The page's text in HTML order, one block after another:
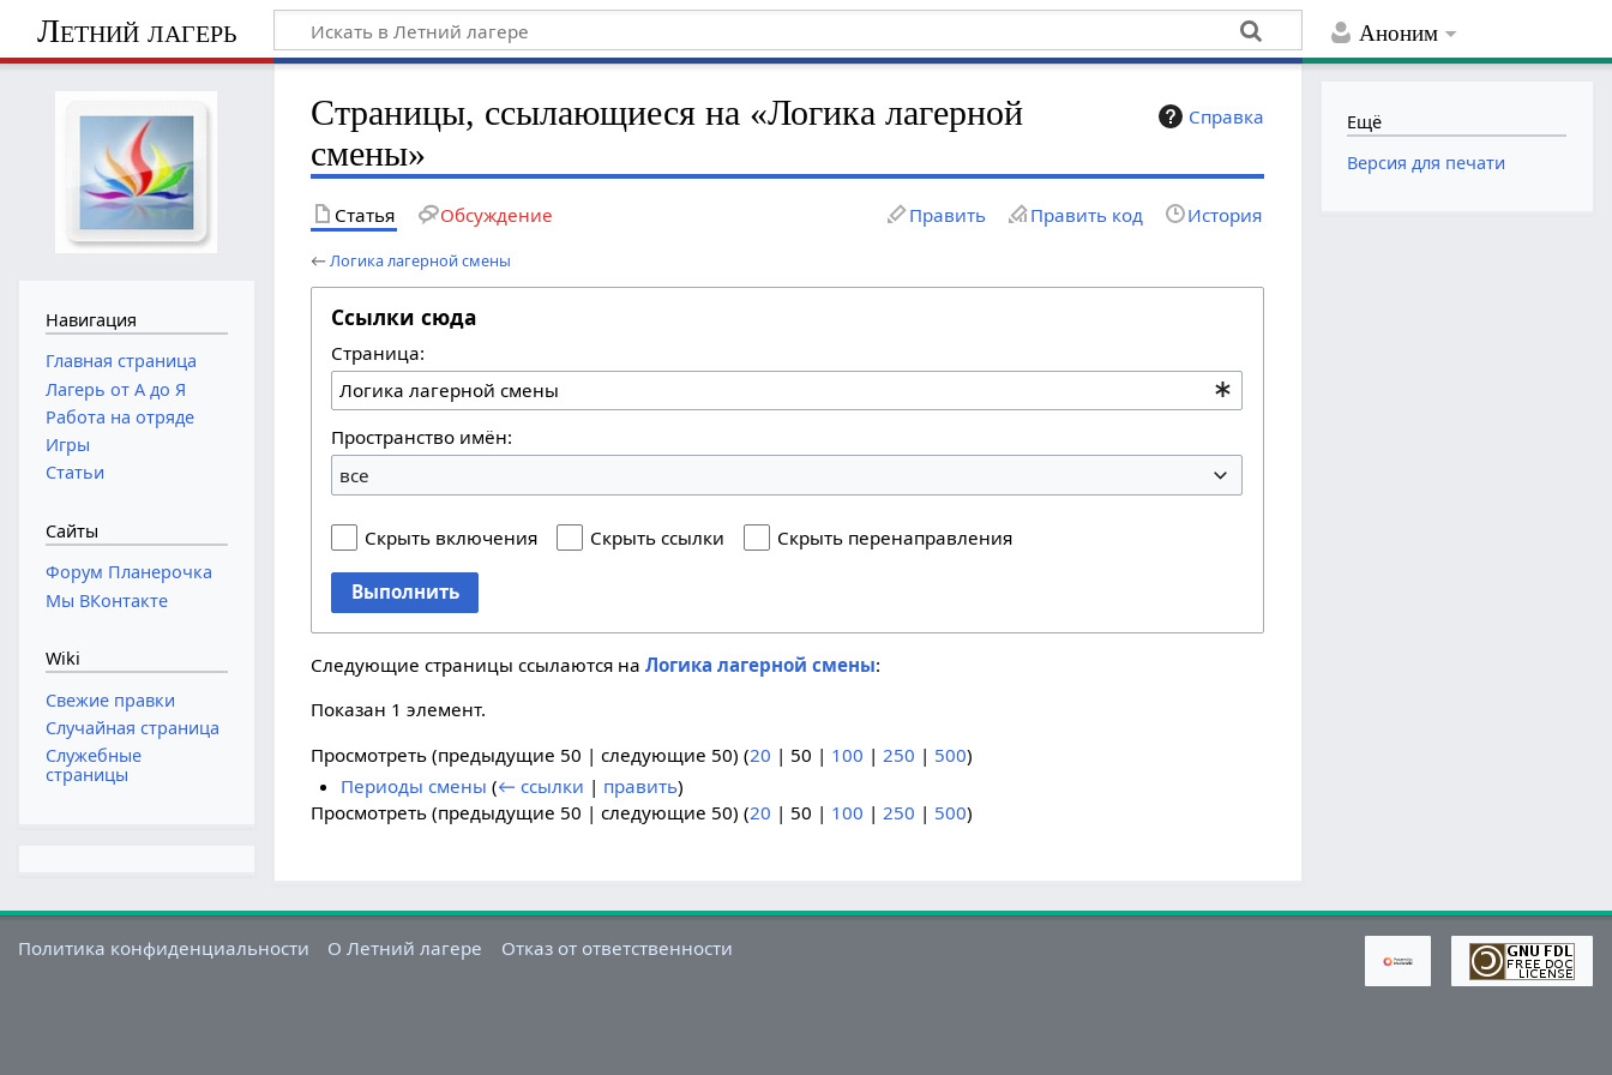
Аноним
Летний лагерь
Справка
Страницы, ссылающиеся на «Логика лагерной
смены»
Статья Обсуждение Править Править код История
←Логика лагерной смены
Ссылки сюда
Страница:
Пространство имён:
все
Скрыть включения Скрыть ссылки Скрыть перенаправления
Выполнить
Следующие страницы ссылаются наЛогика лагерной смены:
Показан 1 элемент.
Просмотреть (предыдущие 50 |следующие 50) (20 | 50 | 100 | 250 | 500)
Периоды смены (← ссылки | править)
Просмотреть (предыдущие 50 |следующие 50) (20 | 50 | 100 |250 | 500)
Навигация
Главная страница
Лагерь от А до Я
Работа на отряде
Игры
Статьи
Сайты
Форум Планерочка
Мы ВКонтакте
Wiki
Свежие правки
Случайная страница
Служебные
страницы
Ещё
Версия для печати
Политика конфиденциальности О Летний лагере Отказ от ответственности